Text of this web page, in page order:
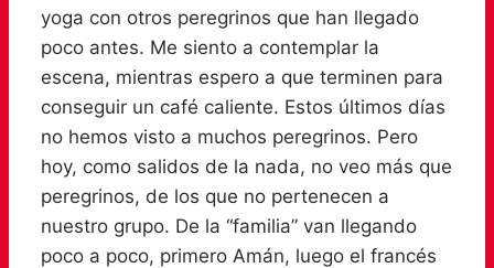
yoga con otros peregrinos que han llegado
poco antes. Me siento a contemplar la
escena, mientras espero a que terminen para
conseguir un café caliente. Estos últimos días
no hemos visto a muchos peregrinos. Pero
hoy, como salidos de la nada, no veo más que
peregrinos, de los que no pertenecen a
nuestro grupo. De la “familia” van llegando
poco a poco, primero Amán, luego el francés